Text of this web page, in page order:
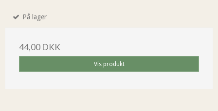
På lager
44,00 DKK
Vis produkt